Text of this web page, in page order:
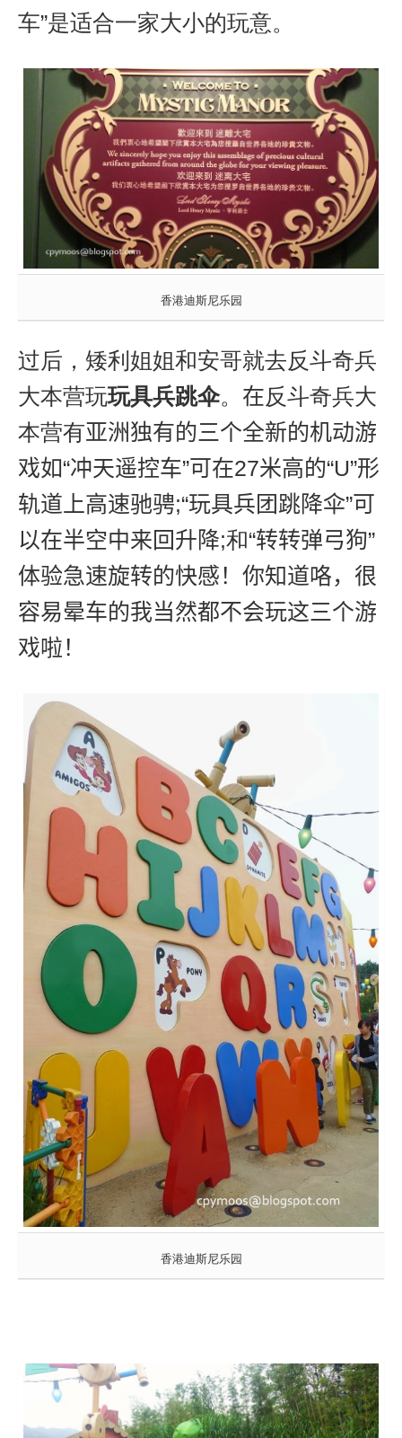
车”是适合一家大小的玩意。
香港迪斯尼乐园
过后，矮利姐姐和安哥就去反斗奇兵
大本营玩玩具兵跳伞。 在反斗奇兵大
本营有亚洲独有的三个全新的机动游
戏如“冲天遥控车”可在27米高的“U”形
轨道上高速驰骋;“玩具兵团跳降伞”可
以在半空中来回升降;和“转转弹弓狗”
体验急速旋转的快感！你知道咯，很
容易晕车的我当然都不会玩这三个游
戏啦！
香港迪斯尼乐园